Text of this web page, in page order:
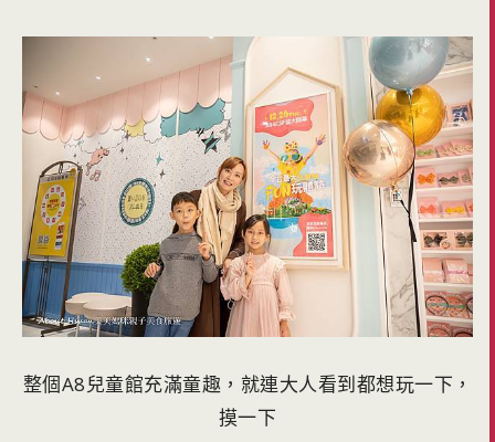
整個A8兒童館充滿童趣，就連大人看到都想玩一下，
摸一下